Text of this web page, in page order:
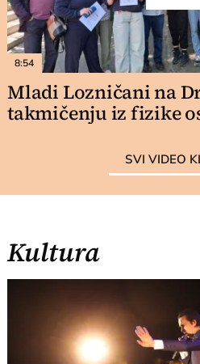
8:54
Mladi Lozničani na
takmičenju iz fizike
SVI VIDEO
Kultura